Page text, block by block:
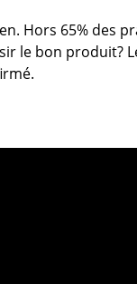
Hors 65% des
le bon produit?